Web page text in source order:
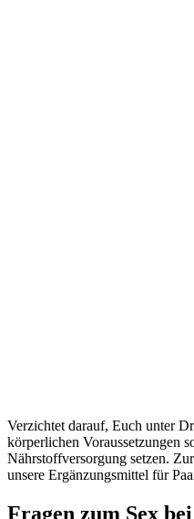
Verzichtet darauf, Euch unter
körperlichen Voraussetzungen
Nährstoffversorgung setzen.
unsere Ergänzungsmittel für
Fragen zum Sex